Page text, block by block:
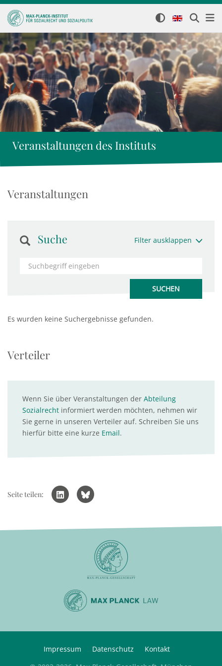
Veranstaltungen des Instituts
Veranstaltungen
Suche Filter ausklappen
Es wurden keine Suchergebnisse gefunden.
Verteiler
Wenn Sie über Veranstaltungen der Abteilung
Sozialrecht informiert werden möchten, nehmen wir
Sie gerne in unseren Verteiler auf. Schreiben Sie uns
hierfür bitte eine kurze Email.
Seite teilen:
Impressum Datenschutz
Kontakt